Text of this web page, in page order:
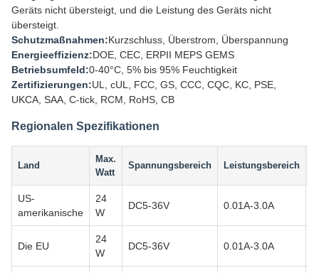
Geräts nicht übersteigt, und die Leistung des Geräts nicht
übersteigt.
Schutzmaßnahmen:Kurzschluss, Überstrom, Überspannung
Energieeffizienz:DOE, CEC, ERPII MEPS GEMS
Betriebsumfeld:0-40°C, 5% bis 95% Feuchtigkeit
Zertifizierungen:UL, cUL, FCC, GS, CCC, CQC, KC, PSE,
UKCA, SAA, C-tick, RCM, RoHS, CB
Regionalen Spezifikationen
Land
Max.
Watt
Spannungsbereich Leistungsbereich
US-
amerikanische
24
W
DC5-36V 0.01A-3.0A
Die EU
24
W
DC5-36V 0.01A-3.0A